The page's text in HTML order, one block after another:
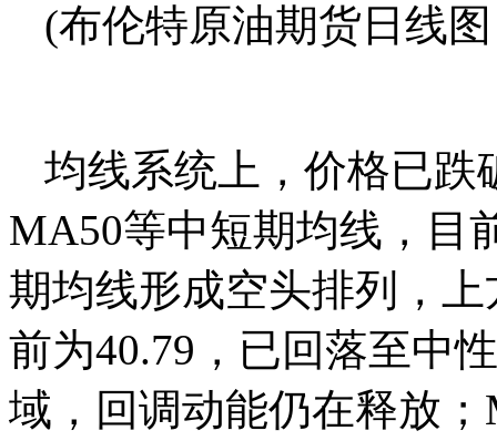
(布伦特原油期货日线
均线系统上，价格已
MA50等中短期均线，目
期均线形成空头排列，
前为40.79，已回落至中
域，回调动能仍在释放